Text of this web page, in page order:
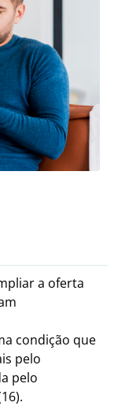
a oferta
condição que
pelo
pelo